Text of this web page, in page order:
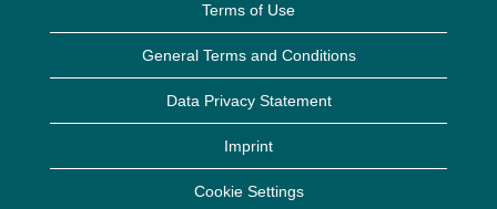
Terms of Use
General Terms and Conditions
Data Privacy Statement
Imprint
Cookie Settings